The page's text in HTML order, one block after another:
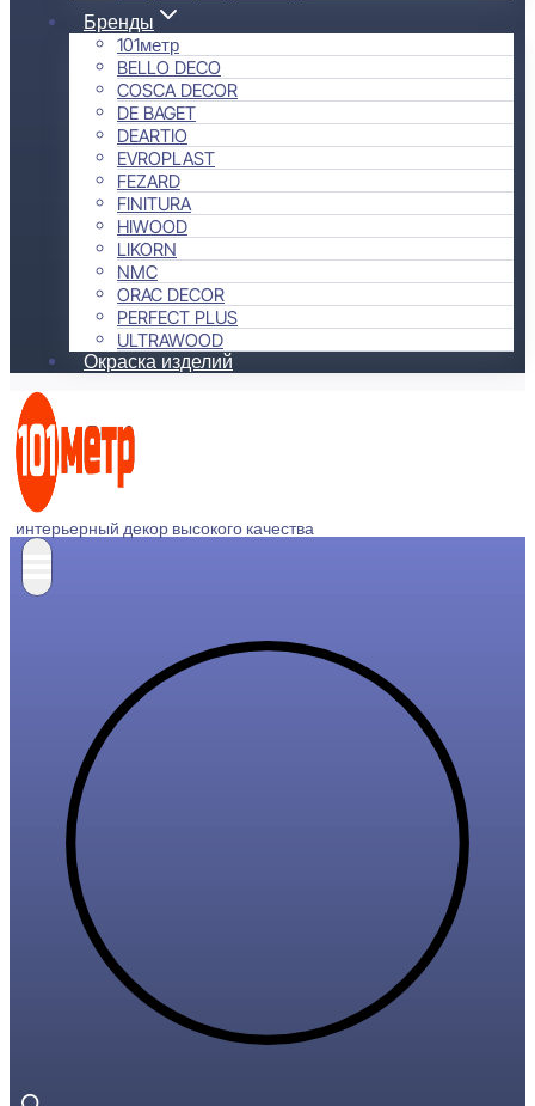
Бренды
101метр
BELLO DECO
COSCA DECOR
DE BAGET
DEARTIO
EVROPLAST
FEZARD
FINITURA
HIWOOD
LIKORN
NMC
ORAC DECOR
PERFECT PLUS
ULTRAWOOD
Окраска изделий
интерьерный декор высокого качества